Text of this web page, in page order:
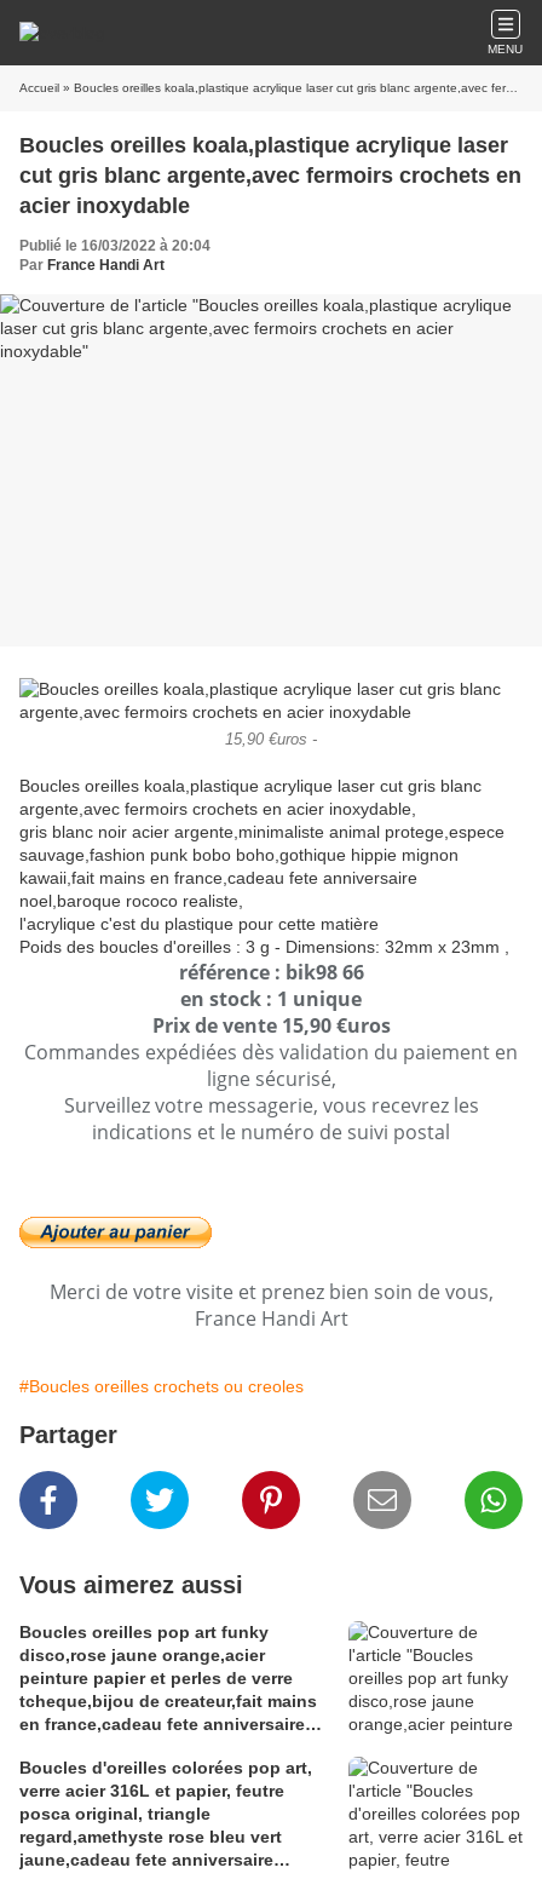
MENU
Accueil » Boucles oreilles koala,plastique acrylique laser cut gris blanc argente,avec fermoirs crochets en acier inoxydable
Boucles oreilles koala,plastique acrylique laser
cut gris blanc argente,avec fermoirs crochets en
acier inoxydable
Publié le 16/03/2022 à 20:04
Par France Handi Art
15,90 €uros -
Boucles oreilles koala,plastique acrylique laser cut gris blanc
argente,avec fermoirs crochets en acier inoxydable,
gris blanc noir acier argente,minimaliste animal protege,espece
sauvage,fashion punk bobo boho,gothique hippie mignon
kawaii,fait mains en france,cadeau fete anniversaire
noel,baroque rococo realiste,
l'acrylique c'est du plastique pour cette matière
Poids des boucles d'oreilles : 3 g - Dimensions: 32mm x 23mm ,
référence : bik98 66
en stock : 1 unique
Prix de vente 15,90 €uros
Commandes expédiées dès validation du paiement en
ligne sécurisé,
Surveillez votre messagerie, vous recevrez les
indications et le numéro de suivi postal
Merci de votre visite et prenez bien soin de vous,
France Handi Art
#Boucles oreilles crochets ou creoles
Partager
Vous aimerez aussi
Boucles oreilles pop art funky
disco,rose jaune orange,acier
peinture papier et perles de verre
tcheque,bijou de createur,fait mains
en france,cadeau fete anniversaire
narbonne
Boucles d'oreilles colorées pop art,
verre acier 316L et papier, feutre
posca original, triangle
regard,amethyste rose bleu vert
jaune,cadeau fete anniversaire